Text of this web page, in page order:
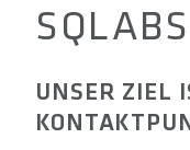
UNSER ZIEL